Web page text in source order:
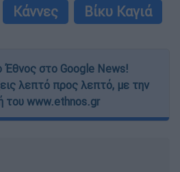
Κάννες Βίκυ Καγιά
Έθνος στο Google News!
λεπτό προς λεπτό, με την
του www.ethnos.gr